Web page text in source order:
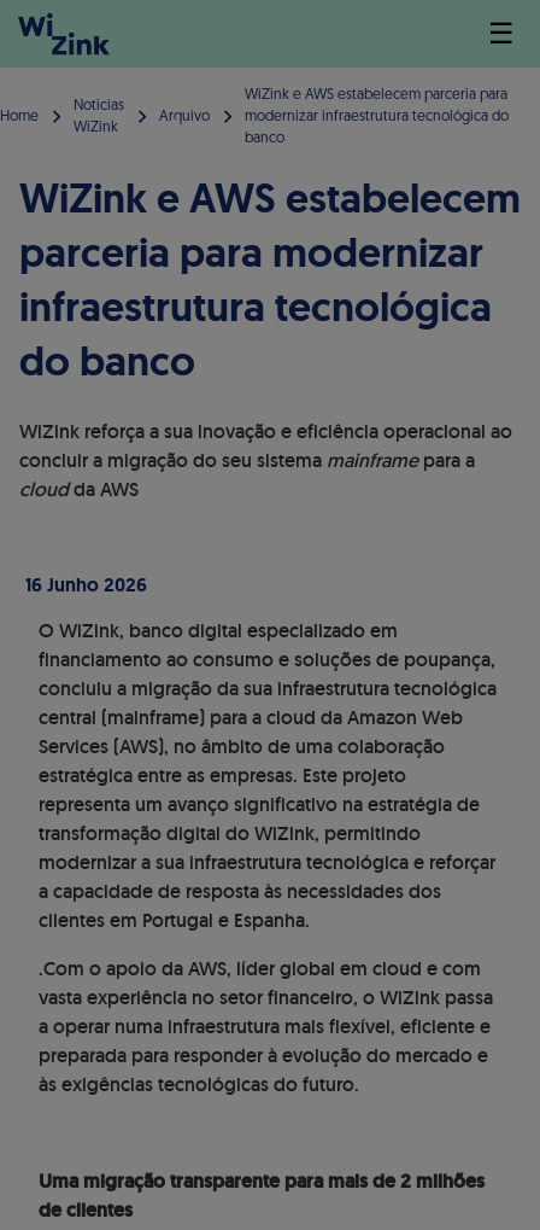
☰
Home
Noticias
WiZink
Arquivo
WiZink e AWS estabelecem parceria para
modernizar infraestrutura tecnológica do
banco
WiZink e AWS estabelecem
parceria para modernizar
infraestrutura tecnológica
do banco
WiZink reforça a sua inovação e eficiência operacional ao
concluir a migração do seu sistema mainframepara a
cloudda AWS
16 Junho 2026
O WiZink, banco digital especializado em
financiamento ao consumo e soluções de poupança,
concluiu a migração da sua infraestrutura tecnológica
central (mainframe) para a cloud da Amazon Web
Services (AWS), no âmbito de uma colaboração
estratégica entre as empresas. Este projeto
representa um avanço significativo na estratégia de
transformação digital do WiZink, permitindo
modernizar a sua infraestrutura tecnológica e reforçar
a capacidade de resposta às necessidades dos
clientes em Portugal e Espanha.
.Com o apoio da AWS, líder global em cloud e com
vasta experiência no setor financeiro, o WiZink passa
a operar numa infraestrutura mais flexível, eficiente e
preparada para responder à evolução do mercado e
às exigências tecnológicas do futuro.
Uma migração transparente para mais de 2 milhões
de clientes